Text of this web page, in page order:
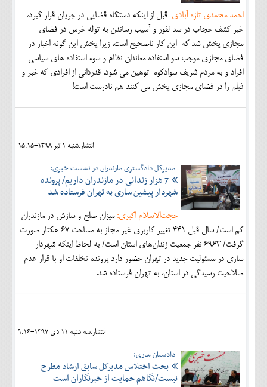
احمد محمدی تازه آبادی: قبل از اینکه دستگاه قضایی در جریان قرار گیرد،
خبر کشف حجاب در سد لفور و آسیب رساندن به توله خرس در فضای
مجازی پخش شد که این کار ناصحیح است، زیرا پخش این گونه اخبار در
فضای مجازی موجب سو استفاده معاندان نظام و سوء استفاده های سیاسی
افراد و به مردم شریف سوادکوه توهین می شود. قدردانی از افرادی که خبر و
فیلم را در فضای مجازی پخش می کنند هم نادرست است!
انتشار:شنبه 1 تير 1398-15:15
مدیرکل دادگستری مازندران در نشست خبری:
7 هزار زندانی در مازندران داریم/ پرونده
شهردار پیشین ساری به تهران فرستاده شد
حجت‌الاسلام اکبری: میزان صلح و سازش در مازندران
کم است/ سال قبل ۴۴۱ تغییر کاربری غیر مجاز به مساحت ۶۷ هکتار صورت
گرفت/ ۶۹۶۳ نفر جمعیت زندان‌های استان است/ به لحاظ اینکه شهردار
ساری در مسئولیت جدید در تهران حضور دارد پرونده تخلفات او با قرار عدم
صلاحیت رسیدگی در استان، به تهران فرستاده شد.
انتشار:سه شنبه 11 دی 1397-9:16
دادستان ساری:
بحث اختلاس مدیرکل سابق ارشاد مطرح
نیست/نگاهم حمایت از خبرنگاران است